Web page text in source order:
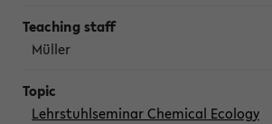
Müller
Lehrstuhlseminar Chemical Ecology